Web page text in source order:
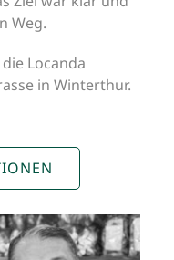
Weg.
Locanda
in Winterthur.